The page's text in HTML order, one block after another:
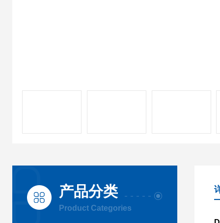
产品分类
Product Categories